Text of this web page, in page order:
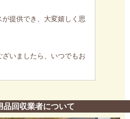
提供でき、大変嬉しく思
いましたら、いつでもお
品回収業者について